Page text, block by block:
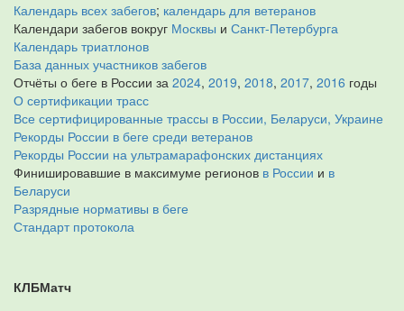
Календарь всех забегов; календарь для ветеранов
Календари забегов вокруг Москвы и Санкт-Петербурга
Календарь триатлонов
База данных участников забегов
Отчёты о беге в России за 2024, 2019, 2018, 2017, 2016 годы
О сертификации трасс
Все сертифицированные трассы в России, Беларуси, Украине
Рекорды России в беге среди ветеранов
Рекорды России на ультрамарафонских дистанциях
Финишировавшие в максимуме регионов в России и в
Беларуси
Разрядные нормативы в беге
Стандарт протокола
КЛБМатч